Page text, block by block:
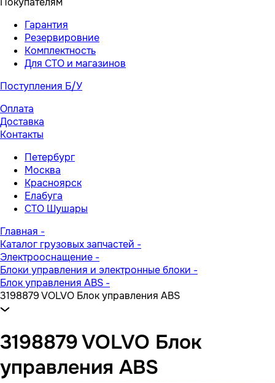
Гарантия
Резервировние
Комплектность
Для СТО и магазинов
Поступления Б/У
Оплата
Доставка
Контакты
Петербург
Москва
Красноярск
Елабуга
СТО Шушары
Главная -
Каталог грузовых запчастей -
Электрооснащение -
Блоки управления и электронные блоки -
Блок управления ABS -
3198879 VOLVO Блок управления ABS
3198879 VOLVO Блок
управления ABS